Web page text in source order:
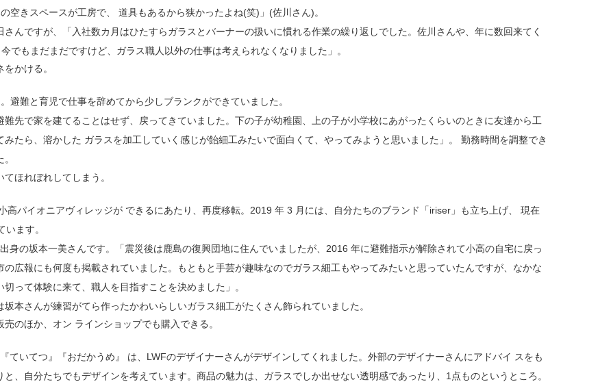
空きスペースが工房で、 道具もあるから狭かったよね(笑)」(佐川さん)。
んですが、「入社数カ月はひたすらガラスとバーナーの扱いに慣れる作業の繰り返しでした。佐川さんや、年に数回来てく
でもまだまだですけど、ガラス職人以外の仕事は考えられなくなりました」。
かける。
難と育児で仕事を辞めてから少しブランクができていました。
先で家を建てることはせず、戻ってきていました。下の子が幼稚園、上の子が小学校にあがったくらいのときに友達から工
たら、溶かした ガラスを加工していく感じが飴細工みたいで面白くて、やってみようと思いました」。 勤務時間を調整でき
ほれぼれしてしまう。
パイオニアヴィレッジが できるにあたり、再度移転。2019 年 3 月には、自分たちのブランド「iriser」も立ち上げ、 現在
ます。
身の坂本一美さんです。「震災後は鹿島の復興団地に住んでいましたが、2016 年に避難指示が解除されて小高の自宅に戻っ
広報にも何度も掲載されていました。もともと手芸が趣味なのでガラス細工もやってみたいと思っていたんですが、なかな
って体験に来て、職人を目指すことを決めました」。
本さんが練習がてら作ったかわいらしいガラス細工がたくさん飾られていました。
のほか、オン ラインショップでも購入できる。
ていてつ』『おだかうめ』 は、LWFのデザイナーさんがデザインしてくれました。外部のデザイナーさんにアドバイ スをも
、自分たちでもデザインを考えています。商品の魅力は、ガラスでしか出せない透明感であったり、1点ものというところ。